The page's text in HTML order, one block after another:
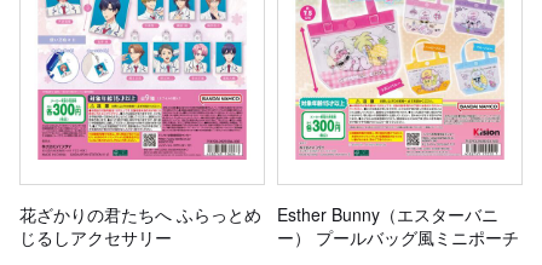
花ざかりの君たちへ ふらっとめ
じるしアクセサリー
Esther Bunny（エスターバニ
ー） プールバッグ風ミニポーチ